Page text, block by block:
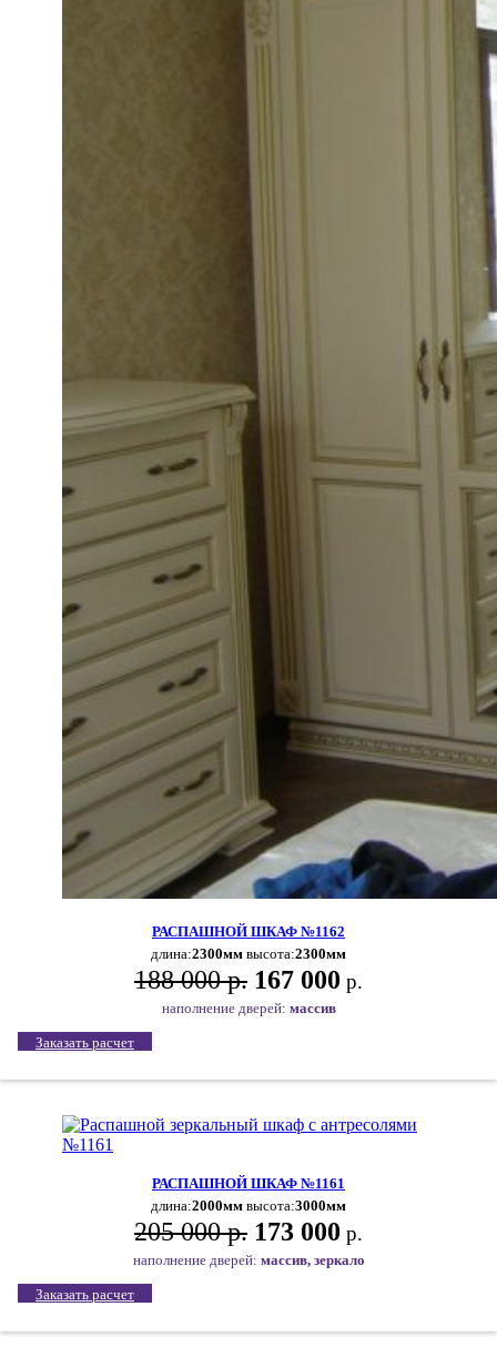
РАСПАШНОЙ ШКАФ №1162
длина:2300мм высота:2300мм
188 000 р. 167 000 р.
наполнение дверей: массив
Заказать расчет
РАСПАШНОЙ ШКАФ №1161
длина:2000мм высота:3000мм
205 000 р. 173 000 р.
наполнение дверей: массив, зеркало
Заказать расчет